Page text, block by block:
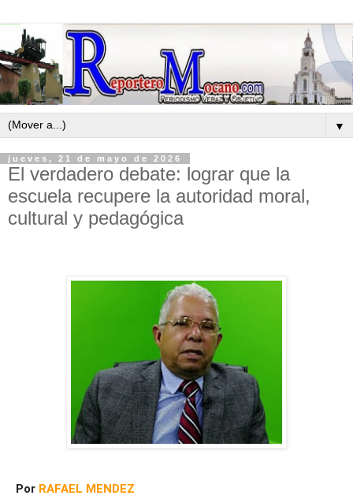
▼
jueves, 21 de mayo de 2026
El verdadero debate: lograr que la
escuela recupere la autoridad moral,
cultural y pedagógica
Por RAFAEL MENDEZ